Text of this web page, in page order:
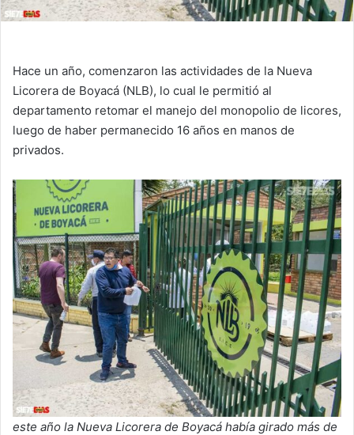
Hace un año, comenzaron las actividades de la Nueva
Licorera de Boyacá (NLB), lo cual le permitió al
departamento retomar el manejo del monopolio de licores,
luego de haber permanecido 16 años en manos de
privados.
este año la Nueva Licorera de Boyacá había girado más de